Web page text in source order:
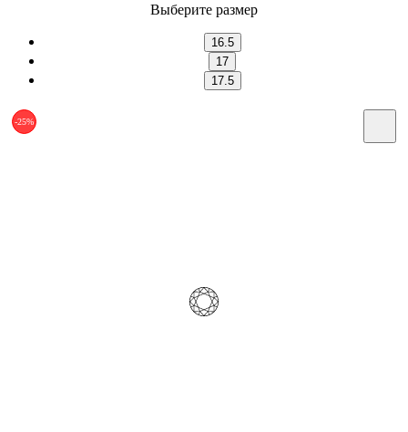
Выберите размер
16.5
17
17.5
-25%